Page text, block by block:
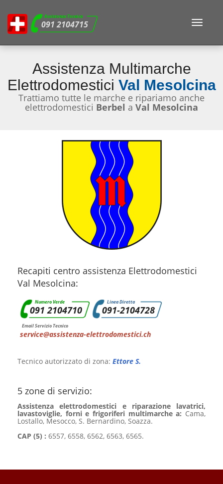
Assistenza Tecnica
091 2104715
Toggle
Assistenza Multimarche
Elettrodomestici Val Mesolcina
Trattiamo tutte le marche e ripariamo anche
elettrodomestici Berbel a Val Mesolcina
Recapiti centro assistenza Elettrodomestici
Val Mesolcina:
Numero Verde
091 2104710
Linea Diretta
091-2104728
Email Servizio Tecnico
service@assistenza-elettrodomestici.ch
Tecnico autorizzato di zona: Ettore S.
5 zone di servizio:
Assistenza elettrodomestici e riparazione lavatrici,
lavastoviglie, forni e frigoriferi multimarche a: Cama,
Lostallo, Mesocco, S. Bernardino, Soazza.
CAP (5) : 6557, 6558, 6562, 6563, 6565.